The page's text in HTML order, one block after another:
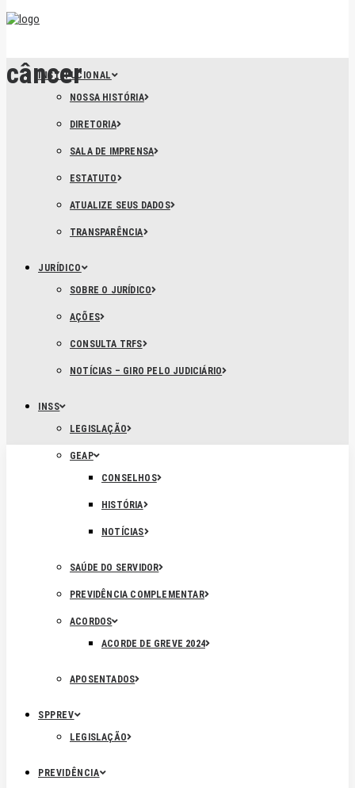
INSTITUCIONAL
NOSSA HISTÓRIA
DIRETORIA
SALA DE IMPRENSA
ESTATUTO
ATUALIZE SEUS DADOS
TRANSPARÊNCIA
JURÍDICO
SOBRE O JURÍDICO
AÇÕES
CONSULTA TRFS
NOTÍCIAS – GIRO PELO JUDICIÁRIO
INSS
LEGISLAÇÃO
GEAP
CONSELHOS
HISTÓRIA
NOTÍCIAS
SAÚDE DO SERVIDOR
PREVIDÊNCIA COMPLEMENTAR
ACORDOS
ACORDE DE GREVE 2024
APOSENTADOS
SPPREV
LEGISLAÇÃO
PREVIDÊNCIA
câncer